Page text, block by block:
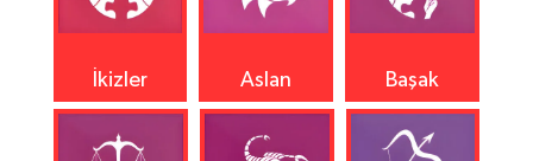
İkizler Aslan Başak